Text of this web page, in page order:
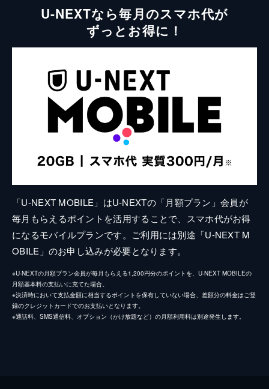
U-NEXTなら毎月のスマホ代が
ずっとお得に！
「U-NEXT MOBILE」はU-NEXTの「月額プラン」会員が
毎月もらえるポイントを活用することで、スマホ代がお得
になるモバイルプランです。ご利用には別途「U-NEXT M
OBILE」のお申し込みが必要となります。
※U-NEXTの月額プラン会員が毎月もらえる1,200円分のポイントを、U-NEXT MOBILEの
月額基本料の支払いに充てた場合。
※決済時において支払金額に相当するポイントを保有していない場合、差額分の料金はご登
録のクレジットカードでのお支払いとなります。
※通話料、SMS通信料、オプション（かけ放題など）の月額利用料は別途発生します。